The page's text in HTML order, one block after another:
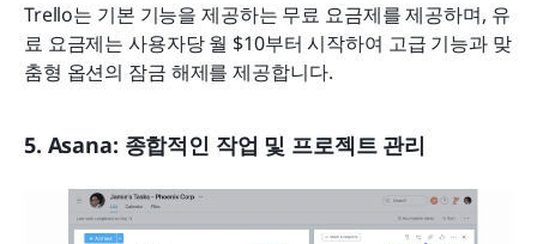
Trello는 기본 기능을 제공하는 무료 요금제를 제공하며, 유
료 요금제는 사용자당 월 $10부터 시작하여 고급 기능과 맞
춤형 옵션의 잠금 해제를 제공합니다.
5. Asana: 종합적인 작업 및 프로젝트 관리